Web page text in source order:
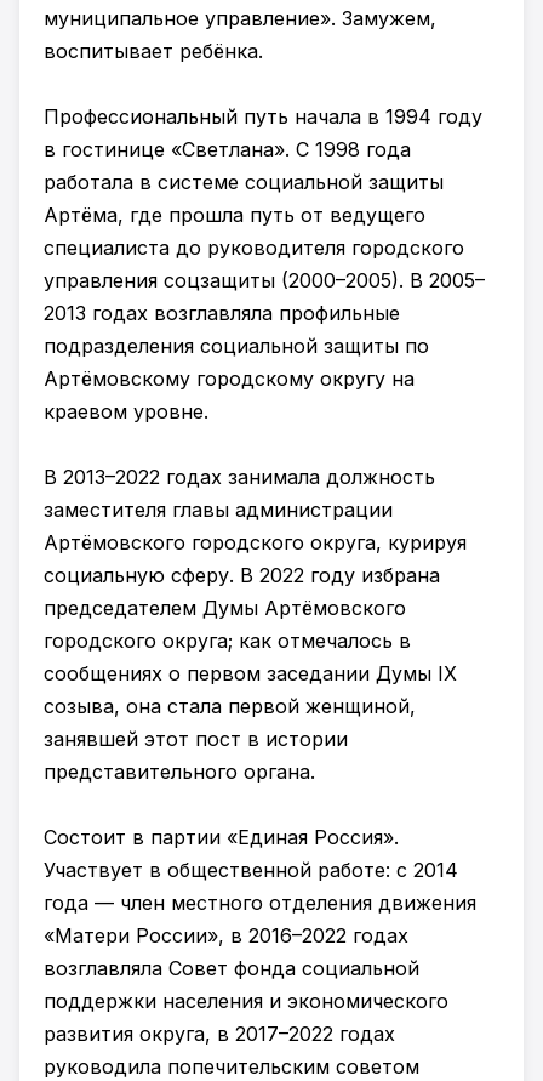
муниципальное управление». Замужем,
воспитывает ребёнка.
Профессиональный путь начала в 1994 году
в гостинице «Светлана». С 1998 года
работала в системе социальной защиты
Артёма, где прошла путь от ведущего
специалиста до руководителя городского
управления соцзащиты (2000–2005). В 2005–
2013 годах возглавляла профильные
подразделения социальной защиты по
Артёмовскому городскому округу на
краевом уровне.
В 2013–2022 годах занимала должность
заместителя главы администрации
Артёмовского городского округа, курируя
социальную сферу. В 2022 году избрана
председателем Думы Артёмовского
городского округа; как отмечалось в
сообщениях о первом заседании Думы IX
созыва, она стала первой женщиной,
занявшей этот пост в истории
представительного органа.
Состоит в партии «Единая Россия».
Участвует в общественной работе: с 2014
года — член местного отделения движения
«Матери России», в 2016–2022 годах
возглавляла Совет фонда социальной
поддержки населения и экономического
развития округа, в 2017–2022 годах
руководила попечительским советом